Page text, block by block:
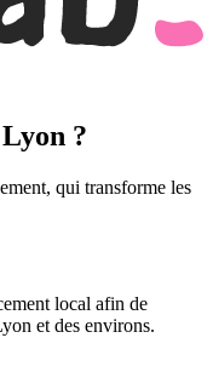
?
qui transforme les
local afin de
et des environs.